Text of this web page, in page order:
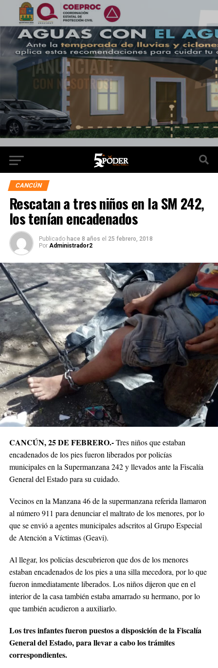
CANCÚN
Rescatan a tres niños en la SM 242,
los tenían encadenados
Publicado hace 8 años el 25 febrero, 2018
Por Administrador2
CANCÚN, 25 DE FEBRERO.-Tres niños que estaban
encadenados de los pies fueron liberados por policías
municipales en la Supermanzana 242 y llevados ante la Fiscalía
General del Estado para su cuidado.
Vecinos en la Manzana 46 de la supermanzana referida llamaron
al número 911 para denunciar el maltrato de los menores, por lo
que se envió a agentes municipales adscritos al Grupo Especial
de Atención a Víctimas (Geavi).
Al llegar, los policías descubrieron que dos de los menores
estaban encadenados de los pies a una silla mecedora, por lo que
fueron inmediatamente liberados. Los niños dijeron que en el
interior de la casa también estaba amarrado su hermano, por lo
que también acudieron a auxiliarlo.
Los tres infantes fueron puestos a disposición de la Fiscalía
General del Estado, para llevar a cabo los trámites
correspondientes.